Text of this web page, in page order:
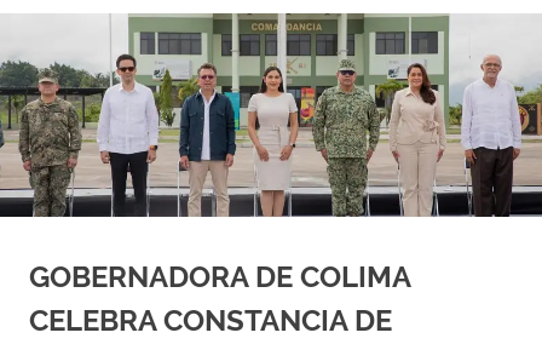
GOBERNADORA DE COLIMA
CELEBRA CONSTANCIA DE